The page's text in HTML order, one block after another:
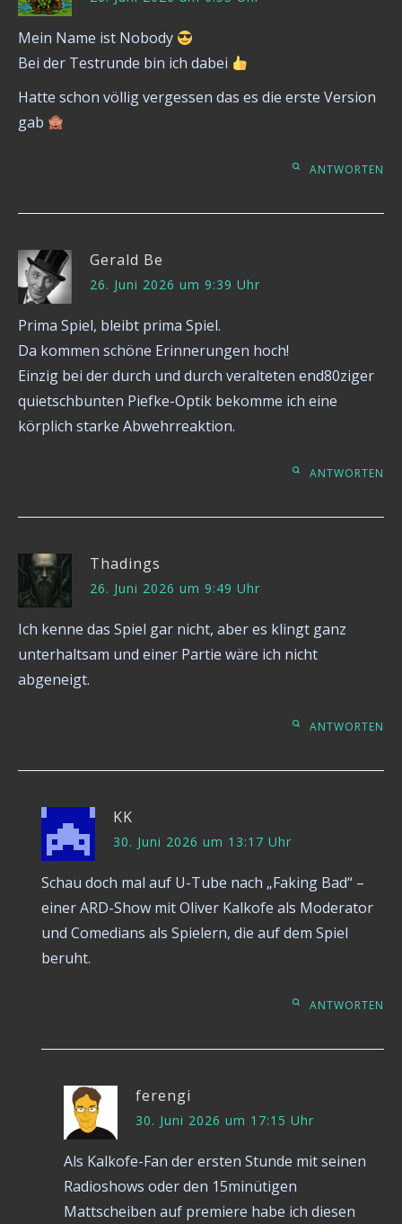
Mein Name ist Nobody
Bei der Testrunde bin ich dabei
Hatte schon völlig vergessen das es die erste Version
gab
ANTWORTEN
Gerald Be
26. Juni 2026 um 9:39 Uhr
Prima Spiel, bleibt prima Spiel.
Da kommen schöne Erinnerungen hoch!
Einzig bei der durch und durch veralteten end80ziger
quietschbunten Piefke-Optik bekomme ich eine
körplich starke Abwehrreaktion.
ANTWORTEN
Thadings
26. Juni 2026 um 9:49 Uhr
Ich kenne das Spiel gar nicht, aber es klingt ganz
unterhaltsam und einer Partie wäre ich nicht
abgeneigt.
ANTWORTEN
KK
30. Juni 2026 um 13:17 Uhr
Schau doch mal auf U-Tube nach „Faking Bad“ –
einer ARD-Show mit Oliver Kalkofe als Moderator
und Comedians als Spielern, die auf dem Spiel
beruht.
ANTWORTEN
ferengi
30. Juni 2026 um 17:15 Uhr
Als Kalkofe-Fan der ersten Stunde mit seinen
Radioshows oder den 15minütigen
Mattscheiben auf premiere habe ich diesen